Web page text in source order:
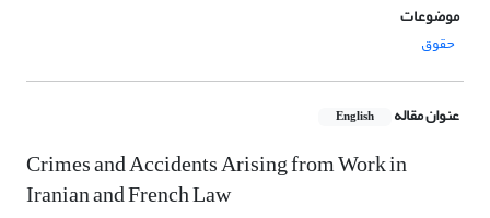
موضوعات
حقوق
عنوان مقاله English
Crimes and Accidents Arising from Work in
Iranian and French Law